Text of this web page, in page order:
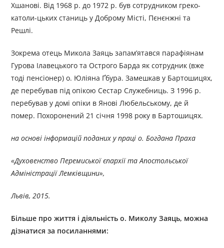
Хшанові. Від 1968 р. до 1972 р. був сотрудником греко-
католи-цьких станиць у Доброму Місті, Пєнєнжні та
Решлі.
Зокрема отець Микола Заяць запам’ятався парафіянам
Гурова Ілавецького та Острого Барда як сотрудник (вже
тоді пенсіонер) о. Юліяна Ґбура. Замешкав у Бартошицях,
де перебував під опікою Сестар Служебниць. З 1996 р.
перебував у домі опіки в Янові Любельському, де й
помер. Похоронений 21 січня 1998 року в Бартошицях.
на основі інформацій поданих у праці о. Богдана Праха
«Духовенство Перемиської єпархії та Апостольської
Адміністрації Лемківщини»,
Львів, 2015.
Більше про життя і діяльністьо. Миколу Заяць, можна
дізнатися за посиланнями: